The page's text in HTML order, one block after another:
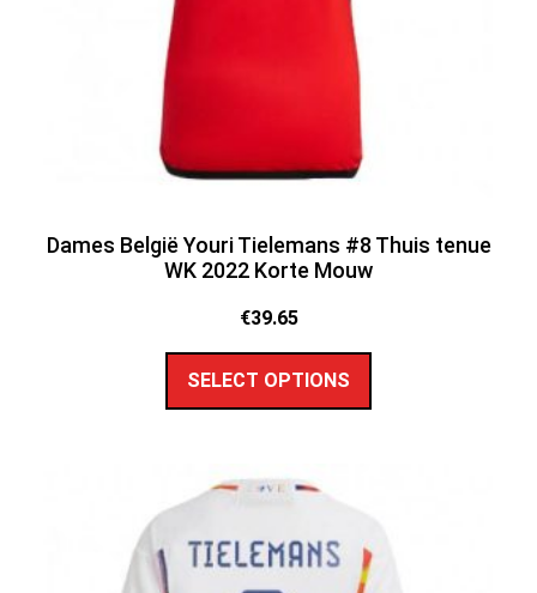
Dames België Youri Tielemans #8 Thuis tenue
WK 2022 Korte Mouw
€39.65
SELECT OPTIONS